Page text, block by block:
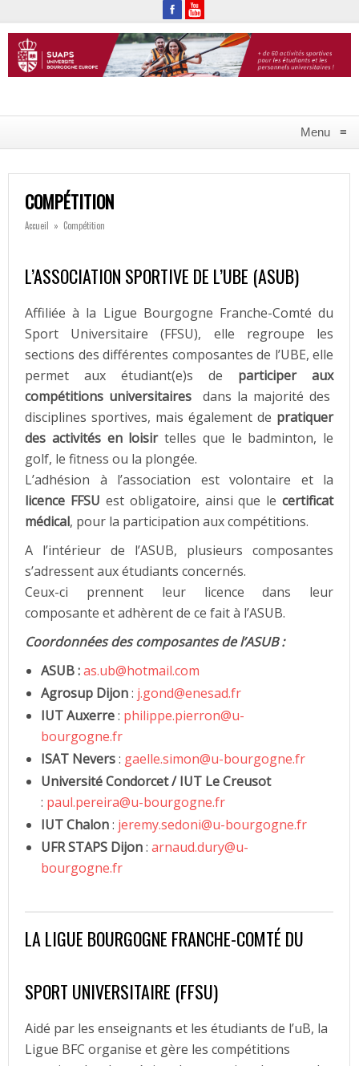
Menu ≡
COMPÉTITION
Accueil » Compétition
L’ASSOCIATION SPORTIVE DE L’UBE (ASUB)
Affiliée à la Ligue Bourgogne Franche-Comté du
Sport Universitaire (FFSU), elle regroupe les
sections des différentes composantes de l’UBE, elle
permet aux étudiant(e)s de participer aux
compétitions universitaires dans la majorité des
disciplines sportives, mais également de pratiquer
des activités en loisirtelles que le badminton, le
golf, le fitness ou la plongée.
L’adhésion à l’association est volontaire et la
licence FFSU est obligatoire, ainsi que lecertificat
médical, pour la participation aux compétitions.
A l’intérieur de l’ASUB, plusieurs composantes
s’adressent aux étudiants concernés.
Ceux-ci prennent leur licence dans leur
composante et adhèrent de ce fait à l’ASUB.
Coordonnées des composantes de l’ASUB :
ASUB :as.ub@hotmail.com
Agrosup Dijon: j.gond@enesad.fr
IUT Auxerre: philippe.pierron@u-
bourgogne.fr
ISAT Nevers: gaelle.simon@u-bourgogne.fr
Université Condorcet / IUT Le Creusot
: paul.pereira@u-bourgogne.fr
IUT Chalon: jeremy.sedoni@u-bourgogne.fr
UFR STAPS Dijon: arnaud.dury@u-
bourgogne.fr
LA LIGUE BOURGOGNE FRANCHE-COMTÉ DU
SPORT UNIVERSITAIRE (FFSU)
Aidé par les enseignants et les étudiants de l’uB, la
Ligue BFC organise et gère les compétitions